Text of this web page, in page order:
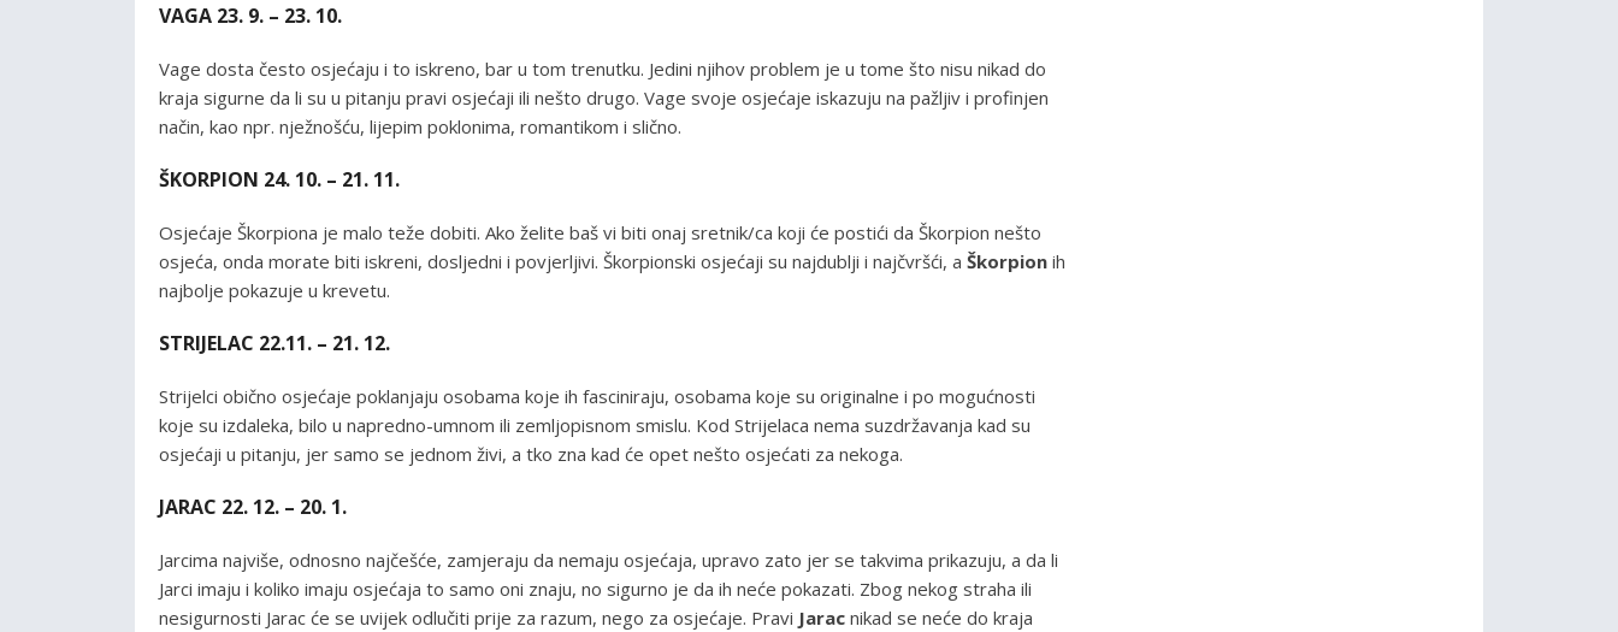
VAGA 23. 9. – 23. 10.
Vage dosta često osjećaju i to iskreno, bar u tom trenutku. Jedini njihov problem je u tome što nisu nikad do
kraja sigurne da li su u pitanju pravi osjećaji ili nešto drugo. Vage svoje osjećaje iskazuju na pažljiv i profinjen
način, kao npr. nježnošću, lijepim poklonima, romantikom i slično.
ŠKORPION 24. 10. – 21. 11.
Osjećaje Škorpiona je malo teže dobiti. Ako želite baš vi biti onaj sretnik/ca koji će postići da Škorpion nešto
osjeća, onda morate biti iskreni, dosljedni i povjerljivi. Škorpionski osjećaji su najdublji i najčvršći, a Škorpion ih
najbolje pokazuje u krevetu.
STRIJELAC 22.11. – 21. 12.
Strijelci obično osjećaje poklanjaju osobama koje ih fasciniraju, osobama koje su originalne i po mogućnosti
koje su izdaleka, bilo u napredno-umnom ili zemljopisnom smislu. Kod Strijelaca nema suzdržavanja kad su
osjećaji u pitanju, jer samo se jednom živi, a tko zna kad će opet nešto osjećati za nekoga.
JARAC 22. 12. – 20. 1.
Jarcima najviše, odnosno najčešće, zamjeraju da nemaju osjećaja, upravo zato jer se takvima prikazuju, a da li
Jarci imaju i koliko imaju osjećaja to samo oni znaju, no sigurno je da ih neće pokazati. Zbog nekog straha ili
nesigurnosti Jarac će se uvijek odlučiti prije za razum, nego za osjećaje. Pravi Jarac nikad se neće do kraja